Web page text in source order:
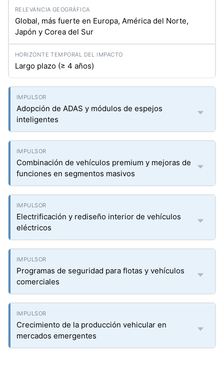
Global, más fuerte en Europa, América del Norte,
Japón y Corea del Sur
Largo plazo (≥ 4 años)
Adopción de ADAS y módulos de espejos
inteligentes
Combinación de vehículos premium y mejoras de
funciones en segmentos masivos
Electrificación y rediseño interior de vehículos
eléctricos
Programas de seguridad para flotas y vehículos
comerciales
Crecimiento de la producción vehicular en
mercados emergentes